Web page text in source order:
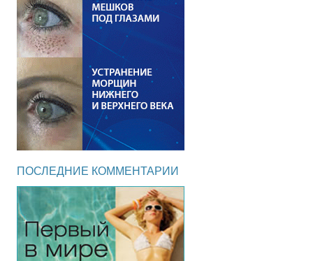
ПОСЛЕДНИЕ КОММЕНТАРИИ